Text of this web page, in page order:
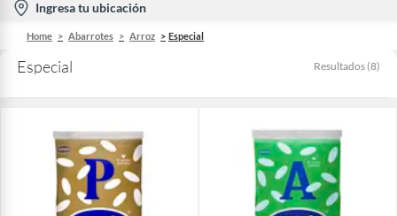
icon
Ingresa tu ubicación
Home Abarrotes Arroz Especial
Especial Resultados (8)